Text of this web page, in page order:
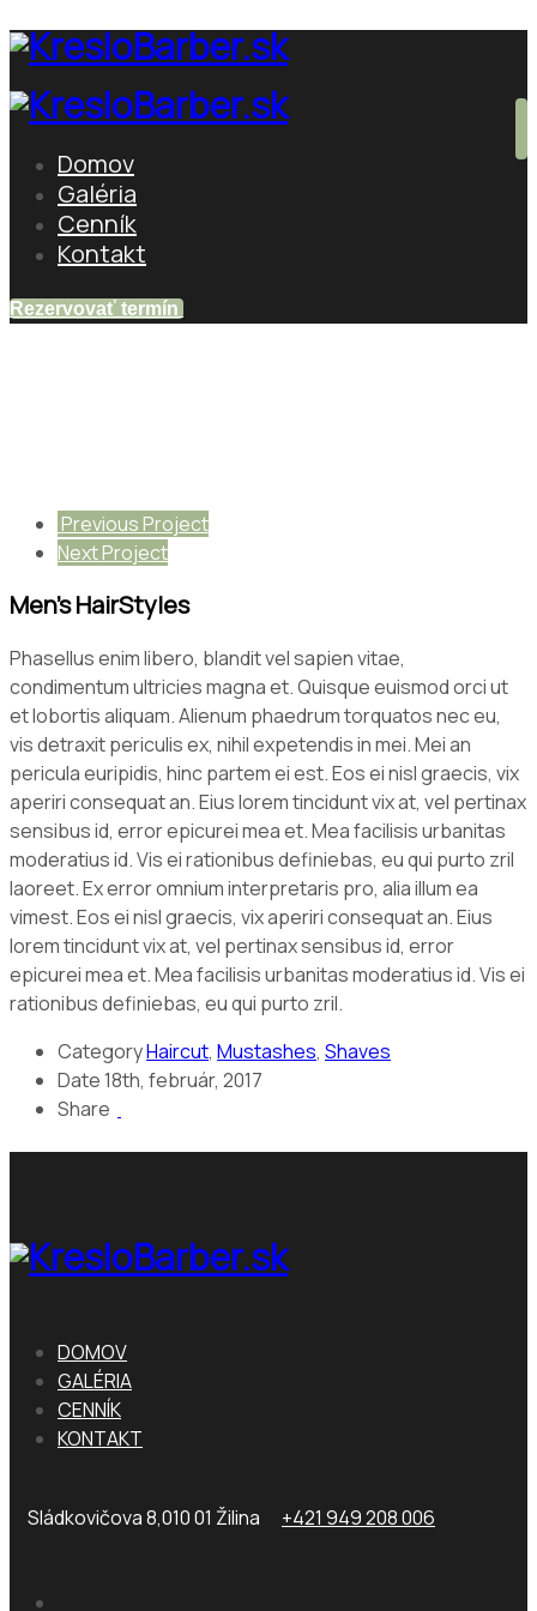
Domov
Galéria
Cenník
Kontakt
Rezervovať termín
Previous Project
Next Project
Men's HairStyles
Phasellus enim libero, blandit vel sapien vitae,
condimentum ultricies magna et. Quisque euismod orci ut
et lobortis aliquam. Alienum phaedrum torquatos nec eu,
vis detraxit periculis ex, nihil expetendis in mei. Mei an
pericula euripidis, hinc partem ei est. Eos ei nisl graecis, vix
aperiri consequat an. Eius lorem tincidunt vix at, vel pertinax
sensibus id, error epicurei mea et. Mea facilisis urbanitas
moderatius id. Vis ei rationibus definiebas, eu qui purto zril
laoreet. Ex error omnium interpretaris pro, alia illum ea
vimest. Eos ei nisl graecis, vix aperiri consequat an. Eius
lorem tincidunt vix at, vel pertinax sensibus id, error
epicurei mea et. Mea facilisis urbanitas moderatius id. Vis ei
rationibus definiebas, eu qui purto zril.
CategoryHaircut, Mustashes, Shaves
Date18th, február, 2017
Share
DOMOV
GALÉRIA
CENNÍK
KONTAKT
Sládkovičova 8,010 01 Žilina +421 949 208 006